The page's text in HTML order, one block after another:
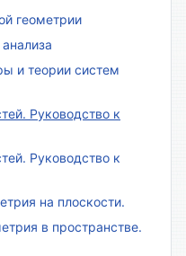
геометрии
и теории систем
Руководство к
Руководство к
на плоскости.
в пространстве.